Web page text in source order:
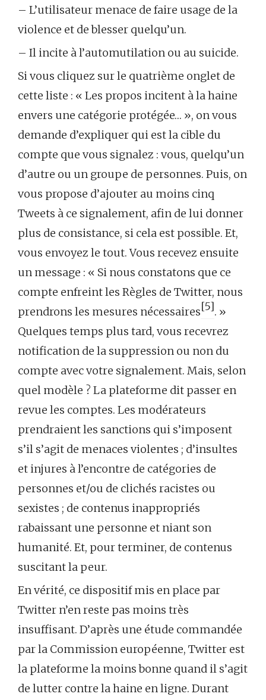
– L’utilisateur menace de faire usage de la
violence et de blesser quelqu’un.
– Il incite à l’automutilation ou au suicide.
Si vous cliquez sur le quatrième onglet de
cette liste : « Les propos incitent à la haine
envers une catégorie protégée… », on vous
demande d’expliquer qui est la cible du
compte que vous signalez : vous, quelqu’un
d’autre ou un groupe de personnes. Puis, on
vous propose d’ajouter au moins cinq
Tweets à ce signalement, afin de lui donner
plus de consistance, si cela est possible. Et,
vous envoyez le tout. Vous recevez ensuite
un message : « Si nous constatons que ce
compte enfreint les Règles de Twitter, nous
prendrons les mesures nécessaires[5]. »
Quelques temps plus tard, vous recevrez
notification de la suppression ou non du
compte avec votre signalement. Mais, selon
quel modèle ? La plateforme dit passer en
revue les comptes. Les modérateurs
prendraient les sanctions qui s’imposent
s’il s’agit de menaces violentes ; d’insultes
et injures à l’encontre de catégories de
personnes et/ou de clichés racistes ou
sexistes ; de contenus inappropriés
rabaissant une personne et niant son
humanité. Et, pour terminer, de contenus
suscitant la peur.
En vérité, ce dispositif mis en place par
Twitter n’en reste pas moins très
insuffisant. D’après une étude commandée
par la Commission européenne, Twitter est
la plateforme la moins bonne quand il s’agit
de lutter contre la haine en ligne. Durant